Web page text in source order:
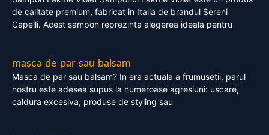
de calitate premium, fabricat in Italia de brandul Sereni
Capelli. Acest sampon reprezinta alegerea ideala pentru
masca de par sau balsam
Masca de par sau balsam? In era actuala a frumusetii, parul
nostru este adesea supus la numeroase agresiuni: uscare,
caldura excesiva, produse de styling sau